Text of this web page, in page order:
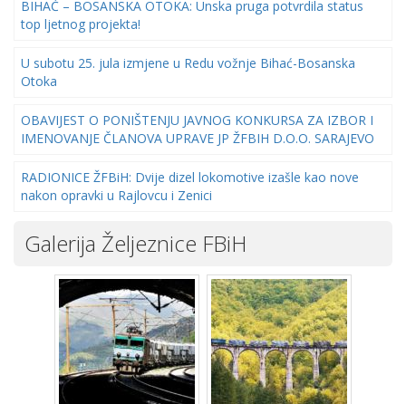
BIHAĆ – BOSANSKA OTOKA: Unska pruga potvrdila status
top ljetnog projekta!
U subotu 25. jula izmjene u Redu vožnje Bihać-Bosanska
Otoka
OBAVIJEST O PONIŠTENJU JAVNOG KONKURSA ZA IZBOR I
IMENOVANJE ČLANOVA UPRAVE JP ŽFBIH D.O.O. SARAJEVO
RADIONICE ŽFBiH: Dvije dizel lokomotive izašle kao nove
nakon opravki u Rajlovcu i Zenici
Galerija Željeznice FBiH